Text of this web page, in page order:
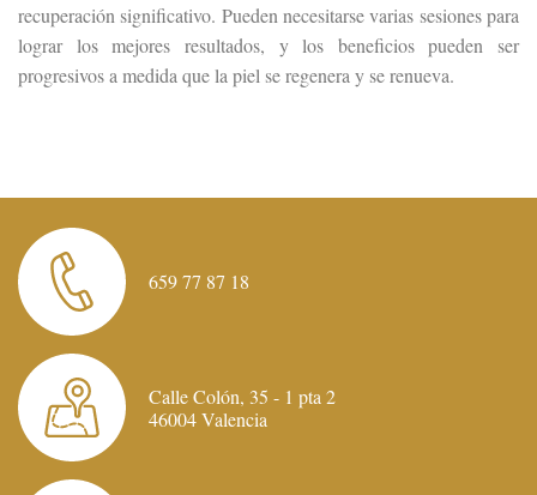
recuperación significativo. Pueden necesitarse varias sesiones para
lograr los mejores resultados, y los beneficios pueden ser
progresivos a medida que la piel se regenera y se renueva.
659 77 87 18
Calle Colón, 35 - 1 pta 2
46004 Valencia